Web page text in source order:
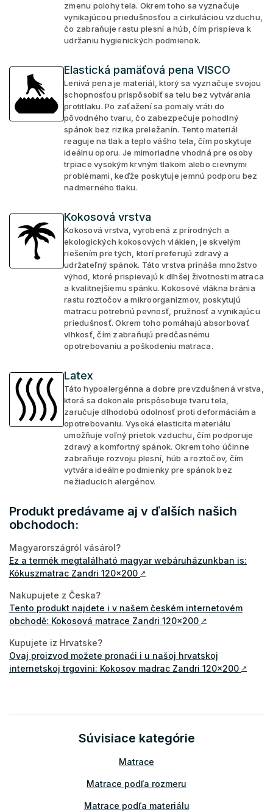
zmenu polohy tela. Okrem toho sa vyznačuje
vynikajúcou priedušnosťou a cirkuláciou vzduchu,
čo zabraňuje rastu plesní a húb, čím prispieva k
udržaniu hygienických podmienok.
Elastická pamäťová pena VISCO
Lenivá pena je materiál, ktorý sa vyznačuje svojou
schopnosťou prispôsobiť sa telu bez vytvárania
protitlaku. Po zaťažení sa pomaly vráti do
pôvodného tvaru, čo zabezpečuje pohodlný
spánok bez rizika preležanín. Tento materiál
reaguje na tlak a teplo vášho tela, čím poskytuje
ideálnu oporu. Je mimoriadne vhodná pre osoby
trpiace vysokým krvným tlakom alebo cievnymi
problémami, keďže poskytuje jemnú podporu bez
nadmerného tlaku.
Kokosová vrstva
Kokosová vrstva, vyrobená z prírodných a
ekologických kokosových vlákien, je skvelým
riešením pre tých, ktorí preferujú zdravý a
udržateľný spánok. Táto vrstva prináša množstvo
výhod, ktoré prispievajú k dlhšej životnosti matraca
a kvalitnejšiemu spánku. Kokosové vlákna bránia
rastu roztočov a mikroorganizmov, poskytujú
matracu potrebnú pevnosť, pružnosť a vynikajúcu
priedušnosť. Okrem toho pomáhajú absorbovať
vlhkosť, čím zabraňujú predčasnému
opotrebovaniu a poškodeniu matraca.
Latex
Táto hypoalergénna a dobre prevzdušnená vrstva,
ktorá sa dokonale prispôsobuje tvaru tela,
zaručuje dlhodobú odolnosť proti deformáciám a
opotrebovaniu. Vysoká elasticita materiálu
umožňuje voľný prietok vzduchu, čím podporuje
zdravý a komfortný spánok. Okrem toho účinne
zabraňuje rozvoju plesní, húb a roztočov, čím
vytvára ideálne podmienky pre spánok bez
nežiaducich alergénov.
Produkt predávame aj v ďalších našich
obchodoch:
Magyarországról vásárol?
Ez a termék megtalálható magyar webáruházunkban is:
Kókuszmatrac Zandri 120x200 ↗
Nakupujete z Česka?
Tento produkt najdete i v našem českém internetovém
obchodě: Kokosová matrace Zandri 120x200 ↗
Kupujete iz Hrvatske?
Ovaj proizvod možete pronaći i u našoj hrvatskoj
internetskoj trgovini: Kokosov madrac Zandri 120x200 ↗
Súvisiace kategórie
Matrace
Matrace podľa rozmeru
Matrace podľa materiálu